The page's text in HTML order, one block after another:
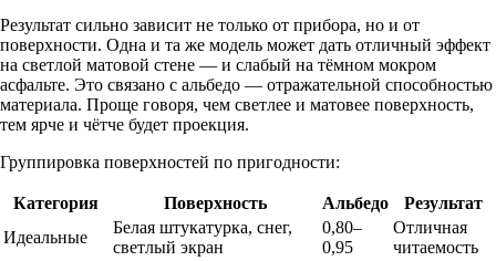
Результат сильно зависит не только от прибора, но и от
поверхности. Одна и та же модель может дать отличный эффект
на светлой матовой стене — и слабый на тёмном мокром
асфальте. Это связано с альбедо — отражательной способностью
материала. Проще говоря, чем светлее и матовее поверхность,
тем ярче и чётче будет проекция.
Группировка поверхностей по пригодности:
Категория Поверхность Альбедо
Результат
Идеальные
Белая штукатурка, снег,
светлый экран
0,80–
0,95
Отличная
читаемость